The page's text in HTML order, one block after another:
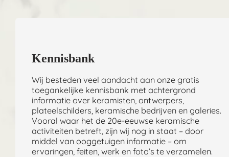
Kennisbank
Wij besteden veel aandacht aan onze gratis
toegankelijke kennisbank met achtergrond
informatie over keramisten, ontwerpers,
plateelschilders, keramische bedrijven en galeries.
Vooral waar het de 20e-eeuwse keramische
activiteiten betreft, zijn wij nog in staat – door
middel van ooggetuigen informatie – om
ervaringen, feiten, werk en foto’s te verzamelen.